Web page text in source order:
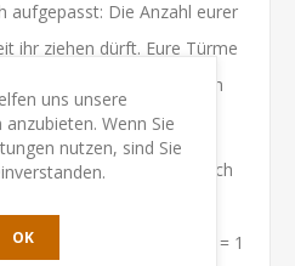
aufgepasst: Die Anzahl eurer
ihr ziehen dürft. Eure Türme
- und so kommt ihr euch
die Quere.
und splittet ihn taktisch
die Schritte vor: 1 Turm = 1
uns unsere
Wenn Sie
nutzen, sind Sie
OK